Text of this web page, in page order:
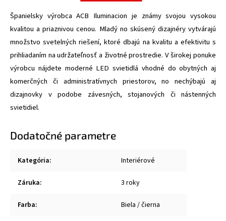
Španielsky výrobca ACB Iluminacion je známy svojou vysokou
kvalitou a priaznivou cenou. Mladý no skúsený dizajnéry vytvárajú
množstvo svetelných riešení, ktoré dbajú na kvalitu a efektivitu s
prihliadaním na udržateľnosť a životné prostredie. V širokej ponuke
výrobcu nájdete moderné LED svietidlá vhodné do obytných aj
komerčných či administratívnych priestorov, no nechýbajú aj
dizajnovky v podobe závesných, stojanových či nástenných
svietidiel.
Dodatočné parametre
Kategória: Interiérové
Záruka: 3 roky
Farba: Biela / čierna